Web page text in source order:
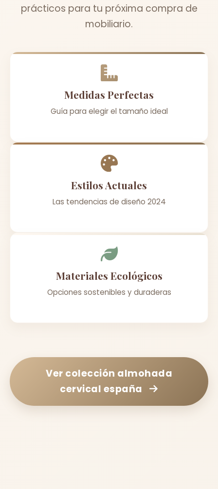
prácticos para tu próxima compra de
mobiliario.
Medidas Perfectas
Guía para elegir el tamaño ideal
Estilos Actuales
Las tendencias de diseño 2024
Materiales Ecológicos
Opciones sostenibles y duraderas
Ver colección almohada
cervical españa